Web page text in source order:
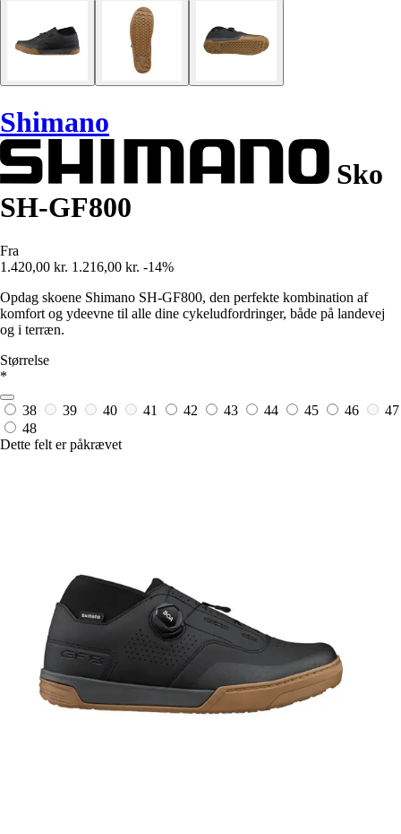
Shimano
Sko
SH-GF800
Fra
1.420,00 kr. 1.216,00 kr. -14%
Opdag skoene Shimano SH-GF800, den perfekte kombination af
komfort og ydeevne til alle dine cykeludfordringer, både på landevej
og i terræn.
Størrelse
*
38 39 40 41 42 43 44 45 46
47
48
Dette felt er påkrævet